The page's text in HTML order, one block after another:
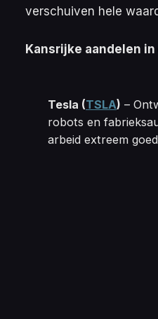
verschuiven hele
Kansrijke aandelen
Tesla (TSLA) –
robots en
arbeid extreem